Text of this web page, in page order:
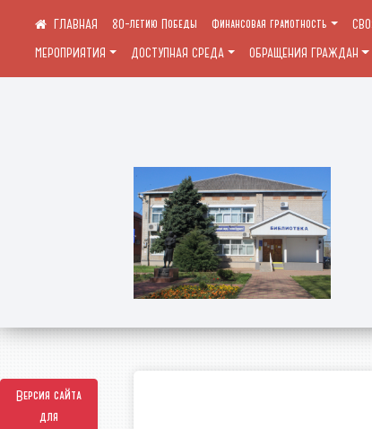
Версия сайта
для
80-летию Победы Финансовая грамотность
МЕРОПРИЯТИЯ
ДОСТУПНАЯ СРЕДА ОБРАЩЕНИЯ ГРАЖДАН